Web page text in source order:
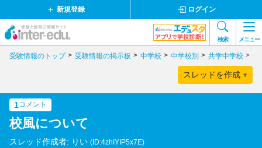
新規登録 ログイン
検索 メニュー
受験情報のトップ 受験情報の掲示板 中学校 中学校別 共学中学校
スレッドを作成 +
1コメント
校風について
スレッド作成者: りい (ID:4zhIYIP5x7E)